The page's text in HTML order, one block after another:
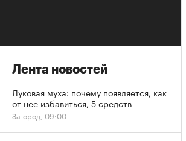
Лента новостей
Луковая муха: почему появляется, как
от нее избавиться, 5 средств
Загород, 09:00